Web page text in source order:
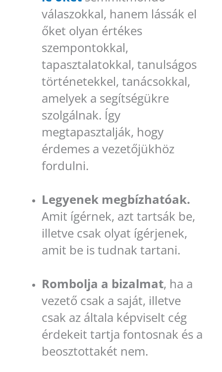
válaszokkal, hanem lássák el
őket olyan értékes
szempontokkal,
tapasztalatokkal, tanulságos
történetekkel, tanácsokkal,
amelyek a segítségükre
szolgálnak. Így
megtapasztalják, hogy
érdemes a vezetőjükhöz
fordulni.
Legyenek megbízhatóak.
Amit ígérnek, azt tartsák be,
illetve csak olyat ígérjenek,
amit be is tudnak tartani.
Rombolja a bizalmat, ha a
vezető csak a saját, illetve
csak az általa képviselt cég
érdekeit tartja fontosnak és a
beosztottakét nem.